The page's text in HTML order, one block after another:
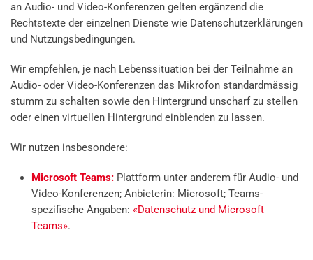
an Audio- und Video-Konferenzen gelten ergänzend die
Rechtstexte der einzelnen Dienste wie Datenschutzerklärungen
und Nutzungsbedingungen.
Wir empfehlen, je nach Lebenssituation bei der Teilnahme an
Audio- oder Video-Konferenzen das Mikrofon standardmässig
stumm zu schalten sowie den Hintergrund unscharf zu stellen
oder einen virtuellen Hintergrund einblenden zu lassen.
Wir nutzen insbesondere:
Microsoft Teams: Plattform unter anderem für Audio- und
Video-Konferenzen; Anbieterin: Microsoft; Teams-
spezifische Angaben: «Datenschutz und Microsoft
Teams».